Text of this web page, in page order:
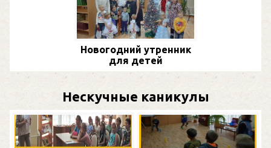
Новогодний утренник
для детей
Нескучные каникулы